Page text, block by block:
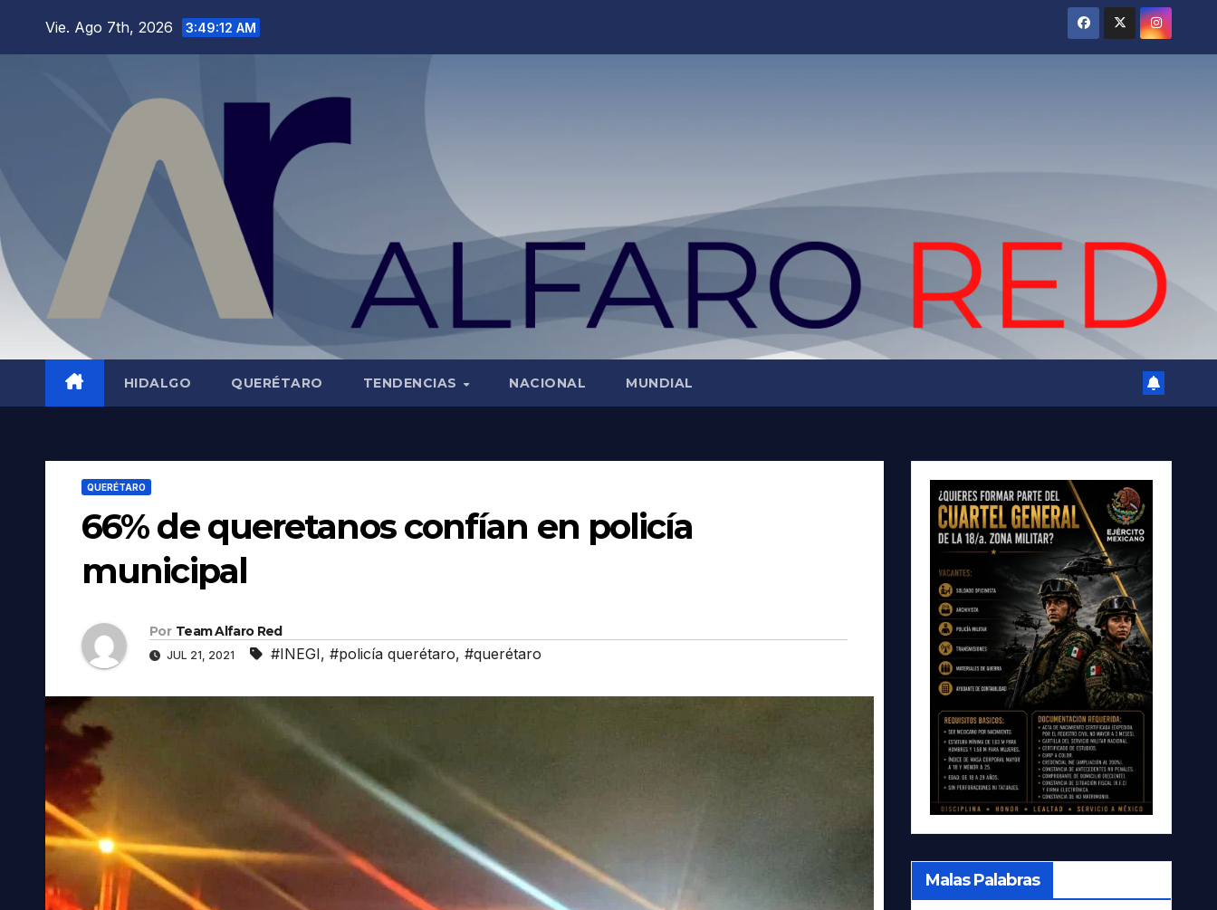
Vie. Ago 7th, 2026 3:49:13 AM
HIDALGO QUERÉTARO TENDENCIAS NACIONAL MUNDIAL
QUERÉTARO
66% de queretanos confían en policía
municipal
Por Team Alfaro Red
JUL 21, 2021 #INEGI, #policía querétaro, #querétaro
Malas Palabras